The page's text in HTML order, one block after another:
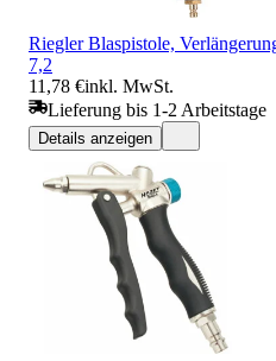
Riegler Blaspistole,
7,2
11,78 €inkl. MwSt.
Lieferung bis 1-2 Arbeitstage
Details anzeigen